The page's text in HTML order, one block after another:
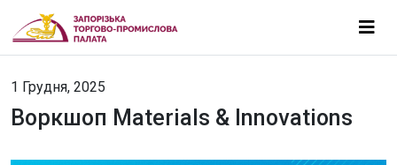
1 Грудня, 2025
Воркшоп Materials & Innovations